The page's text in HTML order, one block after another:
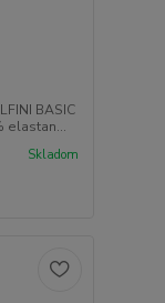
BASIC
elastan...
Skladom